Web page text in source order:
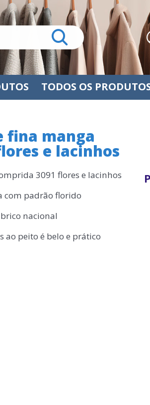
TODOS OS
fina manga
e lacinhos
3091 flores e lacinhos
com padrão florido
nacional
ao peito é belo e prático